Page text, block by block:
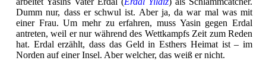
Dumm nur, dass er schwul ist. Aber ja, da war mal was mit
einer Frau. Um mehr zu erfahren, muss Yasin gegen Erdal
antreten, weil er nur während des Wettkampfs Zeit zum Reden
hat. Erdal erzählt, dass das Geld in Esthers Heimat ist – im
Norden auf einer Insel. Aber welcher, das weiß er nicht.